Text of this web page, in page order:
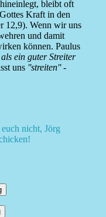
bleibt oft
Kraft in den
12,9). Wenn wir uns
und damit
können. Paulus
ein guter Streiter
uns ''streiten''-
nicht, Jörg